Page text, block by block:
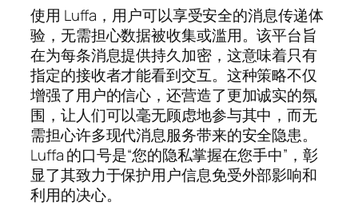
使用 Luffa，用户可以享受安全的消息传递体
验，无需担心数据被收集或滥用。该平台旨
在为每条消息提供持久加密，这意味着只有
指定的接收者才能看到交互。这种策略不仅
增强了用户的信心，还营造了更加诚实的氛
围，让人们可以毫无顾虑地参与其中，而无
需担心许多现代消息服务带来的安全隐患。
Luffa 的口号是“您的隐私掌握在您手中”，彰
显了其致力于保护用户信息免受外部影响和
利用的决心。